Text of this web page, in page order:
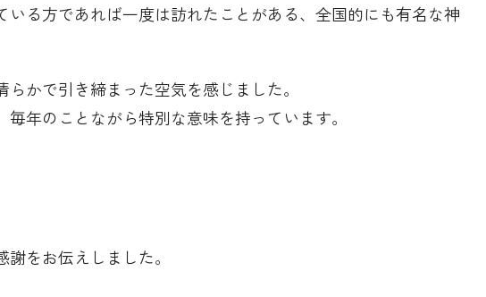
る方であれば一度は訪れたことがある、全国的にも有名な神
かで引き締まった空気を感じました。
年のことながら特別な意味を持っています。
をお伝えしました。